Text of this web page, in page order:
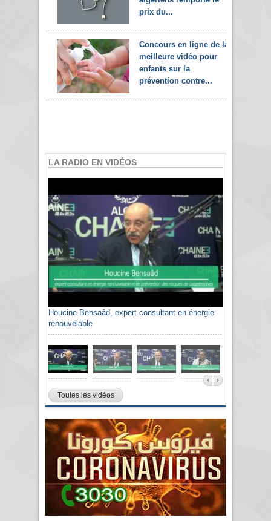
prix du...
Concours en ligne de la
meilleure vidéo pour
enfants sur la
prévention contre...
LA RADIO EN VIDÉOS
Houcine Bensaâd, expert consultant en énergie
renouvelable
Toutes les vidéos